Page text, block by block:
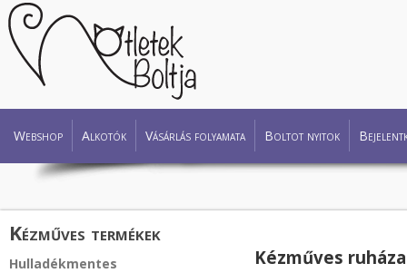
Webshop Alkotók Vásárlás folyamata Boltot nyitok
Kézműves termékek
Hulladékmentes
Kézműves